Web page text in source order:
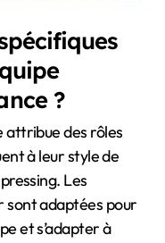
?
attribue des rôles
à leur style de
Les
sont adaptées pour
et s’adapter à